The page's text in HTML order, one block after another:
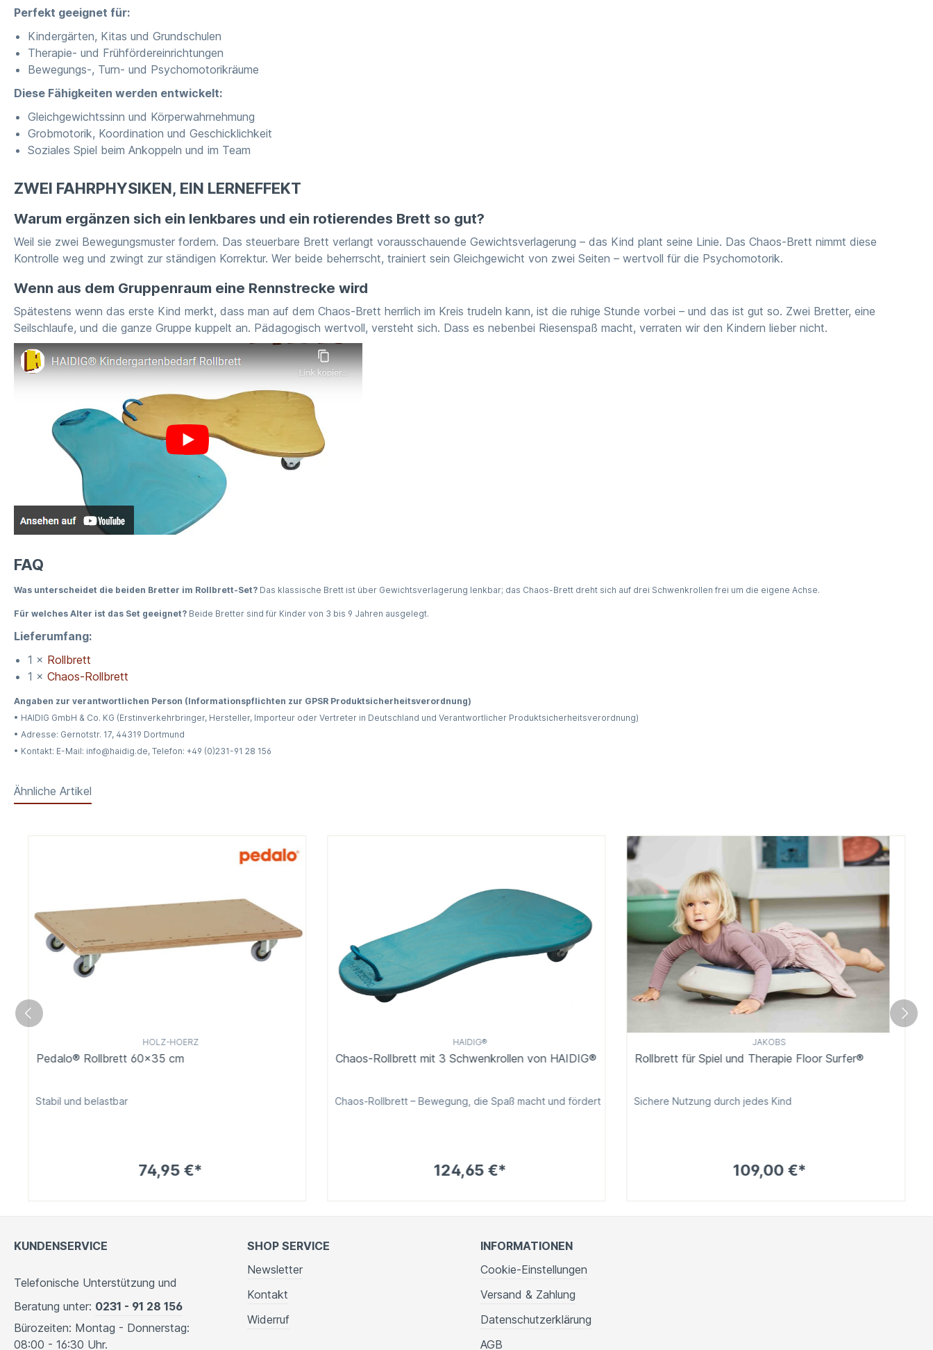
Perfekt geeignet für:
Kindergärten, Kitas und Grundschulen
Therapie- und Frühfördereinrichtungen
Bewegungs-, Turn- und Psychomotorikräume
Diese Fähigkeiten werden entwickelt:
Gleichgewichtssinn und Körperwahrnehmung
Grobmotorik, Koordination und Geschicklichkeit
Soziales Spiel beim Ankoppeln und im Team
ZWEI FAHRPHYSIKEN, EIN LERNEFFEKT
Warum ergänzen sich ein lenkbares und ein rotierendes Brett so gut?
Weil sie zwei Bewegungsmuster fordern. Das steuerbare Brett verlangt vorausschauende Gewichtsverlagerung – das Kind plant seine Linie. Das Chaos-Brett nimmt diese
Kontrolle weg und zwingt zur ständigen Korrektur. Wer beide beherrscht, trainiert sein Gleichgewicht von zwei Seiten – wertvoll für die Psychomotorik.
Wenn aus dem Gruppenraum eine Rennstrecke wird
Spätestens wenn das erste Kind merkt, dass man auf dem Chaos-Brett herrlich im Kreis trudeln kann, ist die ruhige Stunde vorbei – und das ist gut so. Zwei Bretter, eine
Seilschlaufe, und die ganze Gruppe kuppelt an. Pädagogisch wertvoll, versteht sich. Dass es nebenbei Riesenspaß macht, verraten wir den Kindern lieber nicht.
FAQ
Was unterscheidet die beiden Bretter im Rollbrett-Set? Das klassische Brett ist über Gewichtsverlagerung lenkbar; das Chaos-Brett dreht sich auf drei Schwenkrollen frei um die eigene Achse.
Für welches Alter ist das Set geeignet? Beide Bretter sind für Kinder von 3 bis 9 Jahren ausgelegt.
Lieferumfang:
1 × Rollbrett
1 × Chaos-Rollbrett
Angaben zur verantwortlichen Person (Informationspflichten zur GPSR Produktsicherheitsverordnung)
• HAIDIG GmbH & Co. KG (Erstinverkehrbringer, Hersteller, Importeur oder Vertreter in Deutschland und Verantwortlicher Produktsicherheitsverordnung)
• Adresse: Gernotstr. 17, 44319 Dortmund
• Kontakt: E-Mail: info@haidig.de, Telefon: +49 (0)231-91 28 156
Ähnliche Artikel
HOLZ-HOERZ
Pedalo® Rollbrett 60x35 cm
Stabil und belastbar
74,95 €*
HAIDIG®
Chaos-Rollbrett mit 3 Schwenkrollen von HAIDIG®
Chaos-Rollbrett – Bewegung, die Spaß macht und fördert
124,65 €*
JAKOBS
Rollbrett für Spiel und Therapie Floor Surfer®
Sichere Nutzung durch jedes Kind
109,00 €*
KUNDENSERVICE
Telefonische Unterstützung und
Beratung unter: 0231 - 91 28 156
Bürozeiten: Montag - Donnerstag:
08:00 - 16:30 Uhr.
SHOP SERVICE
Newsletter
Kontakt
Widerruf
INFORMATIONEN
Cookie-Einstellungen
Versand & Zahlung
Datenschutzerklärung
AGB